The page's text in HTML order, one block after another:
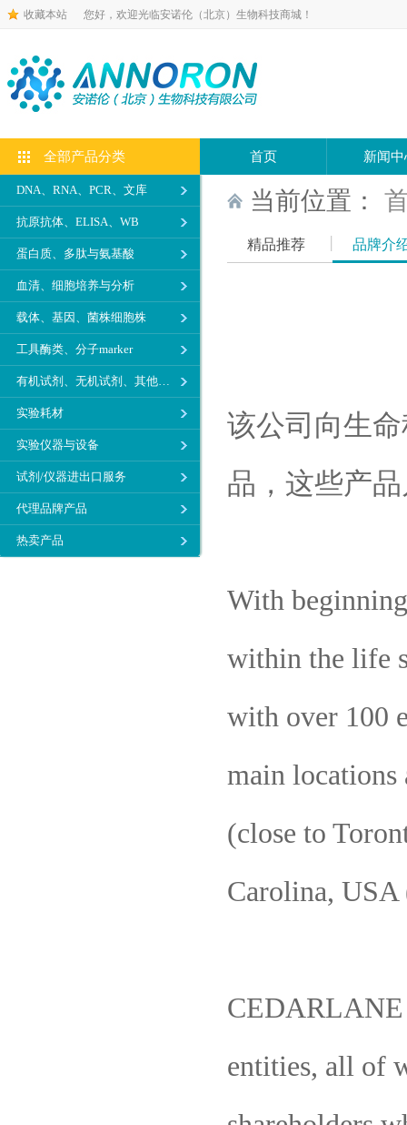
收藏本站 您好，欢迎光临安诺伦（北京）生物科技商城！
全部产品分类
DNA、RNA、PCR、文库
抗原抗体、ELISA、WB
蛋白质、多肽与氨基酸
血清、细胞培养与分析
载体、基因、菌株细胞株
工具酶类、分子marker
有机试剂、无机试剂、其他生化试剂
实验耗材
实验仪器与设备
试剂/仪器进出口服务
代理品牌产品
热卖产品
首页 新闻中
当前位置：
精品推荐 品牌介
该公司向生
品，这些产
With
within the life
with over 100
main locations
(close to
Carolina, USA
CEDARLANE
entities, all of